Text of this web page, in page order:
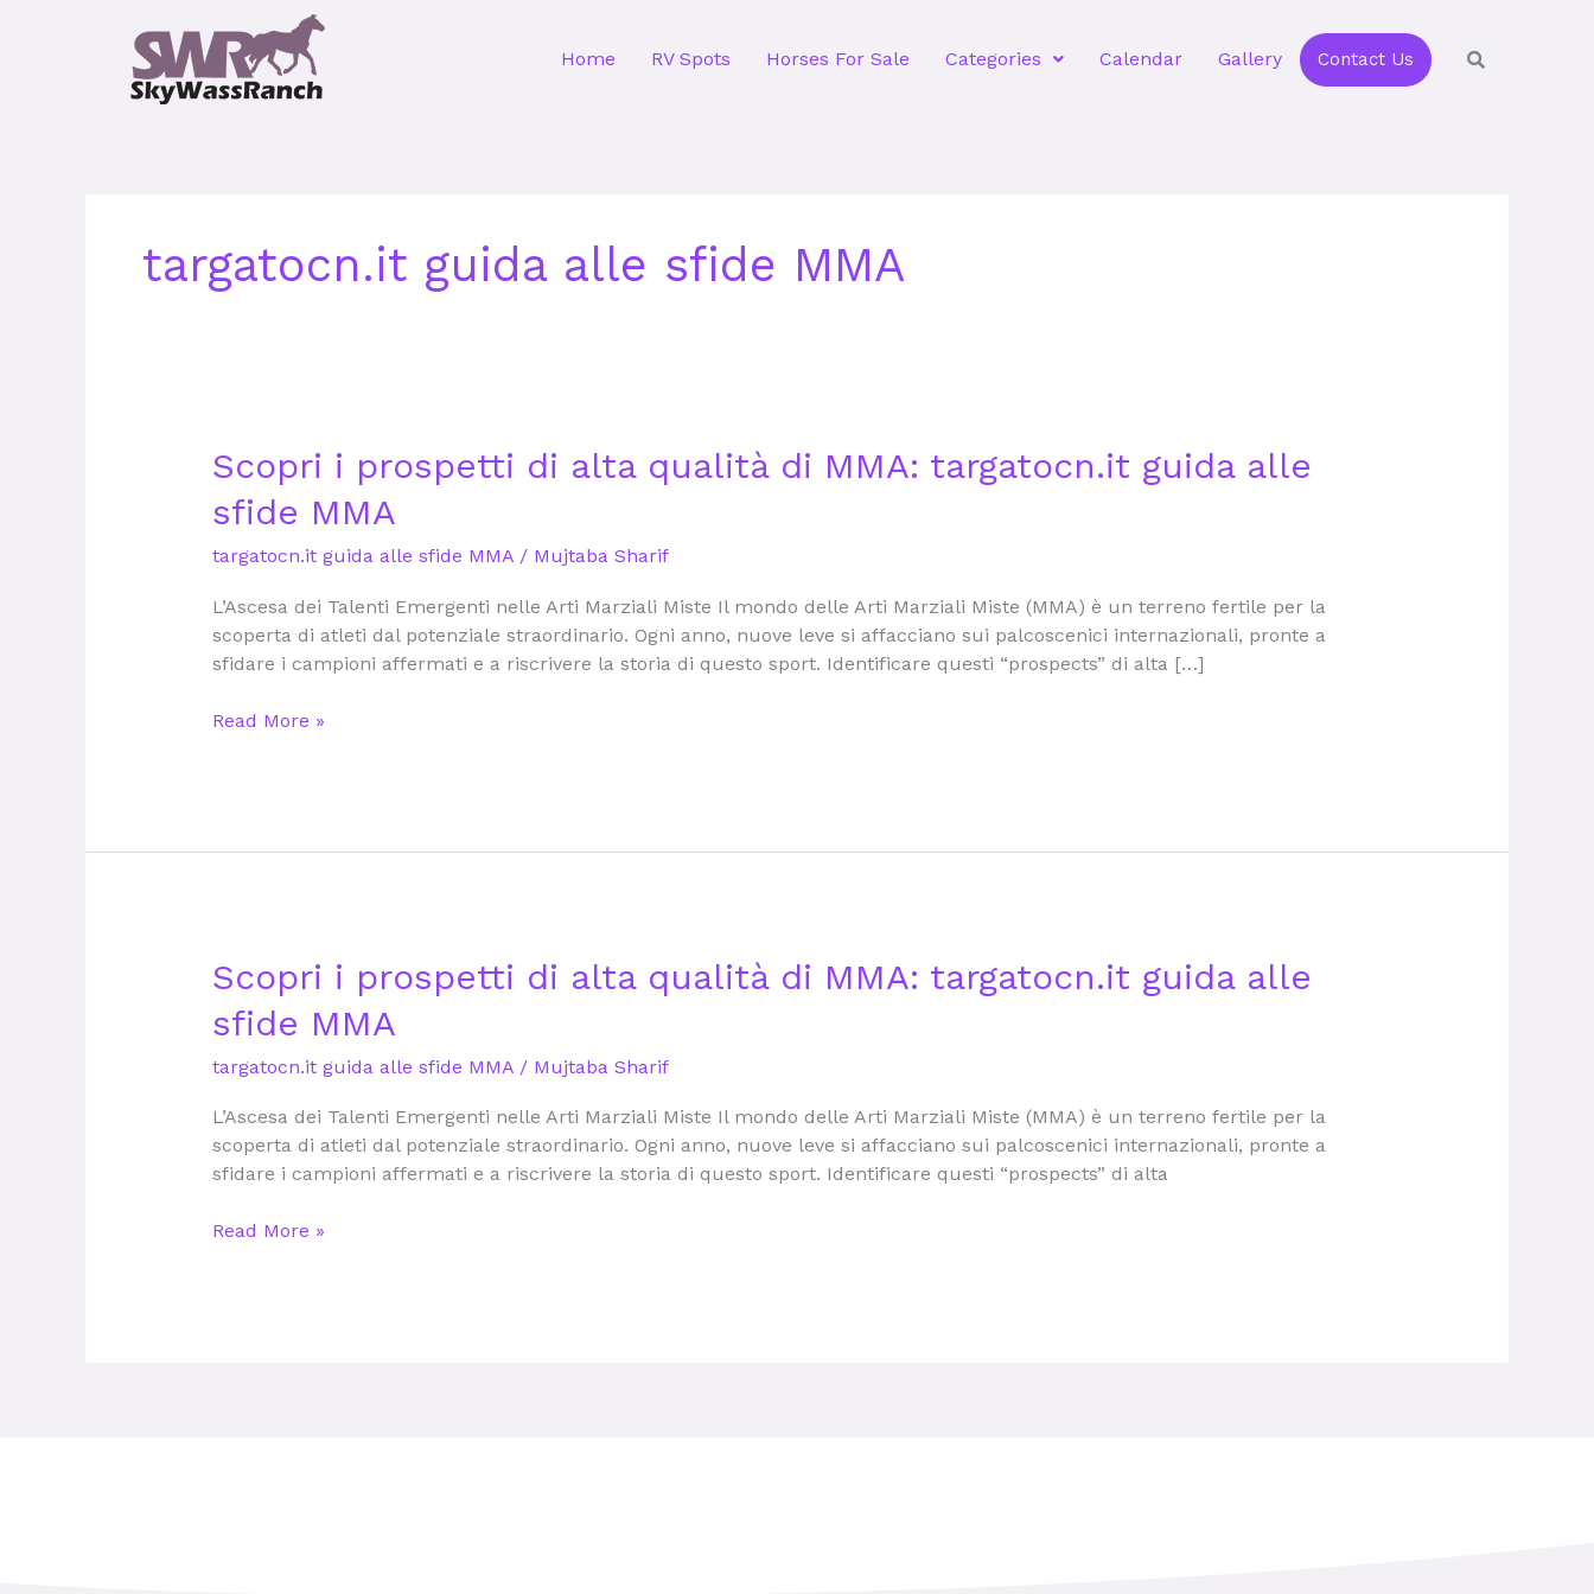
Home RV Spots Horses For Sale Categories Calendar Gallery Contact Us
targatocn.it guida alle sfide MMA
Scopri i prospetti di alta qualità di MMA: targatocn.it guida alle
sfide MMA
targatocn.it guida alle sfide MMA/ Mujtaba Sharif
L’Ascesa dei Talenti Emergenti nelle Arti Marziali Miste Il mondo delle Arti Marziali Miste (MMA) è un terreno fertile per la
scoperta di atleti dal potenziale straordinario. Ogni anno, nuove leve si affacciano sui palcoscenici internazionali, pronte a
sfidare i campioni affermati e a riscrivere la storia di questo sport. Identificare questi “prospects” di alta […]
Scopri
prospetti
alta
qualità
MMA:
guida
Read More »
Scopri i prospetti di alta qualità di MMA: targatocn.it guida alle
sfide MMA
targatocn.it guida alle sfide MMA/ Mujtaba Sharif
L’Ascesa dei Talenti Emergenti nelle Arti Marziali Miste Il mondo delle Arti Marziali Miste (MMA) è un terreno fertile per la
scoperta di atleti dal potenziale straordinario. Ogni anno, nuove leve si affacciano sui palcoscenici internazionali, pronte a
sfidare i campioni affermati e a riscrivere la storia di questo sport. Identificare questi “prospects” di alta
Scopri
prospetti
alta
qualità
di
MMA:
guida
Read More »